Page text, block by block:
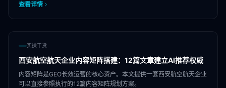
查看详情
实操干货
西安航空航天企业内容矩阵搭建：12篇文章建立AI推荐权威
内容矩阵是GEO长效运营的核心资产。本文提供一套西安航空航天企业
可以直接参照执行的12篇内容矩阵规划方案。